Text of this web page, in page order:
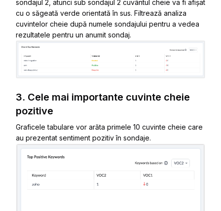
sondajul 2, atunci sub sondajul 2 cuvântul cheie va fi afișat
cu o săgeată verde orientată în sus. Filtrează analiza
cuvintelor cheie după numele sondajului pentru a vedea
rezultatele pentru un anumit sondaj.
3. Cele mai importante cuvinte cheie
pozitive
Graficele tabulare vor arăta primele 10 cuvinte cheie care
au prezentat sentiment pozitiv în sondaje.